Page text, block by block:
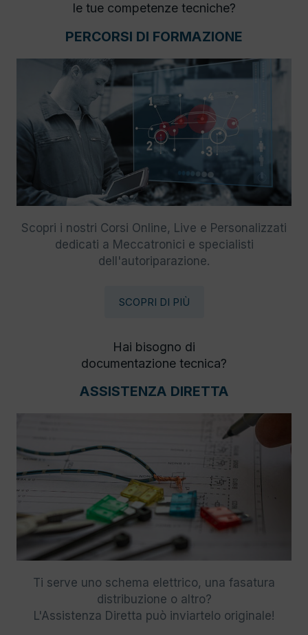
le tue competenze tecniche?
PERCORSI DI FORMAZIONE
Scopri i nostri Corsi Online, Live e Personalizzati
dedicati a Meccatronici e specialisti
dell'autoriparazione.
SCOPRI DI PIÙ
Hai bisogno di
documentazione tecnica?
ASSISTENZA DIRETTA
Ti serve uno schema elettrico, una fasatura
distribuzione o altro?
L'Assistenza Diretta può inviartelo originale!